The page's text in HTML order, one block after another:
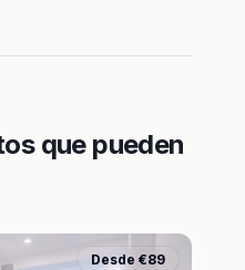
que pueden
Desde €89